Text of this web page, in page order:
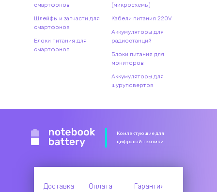
смартфонов
Шлейфы и запчасти для
смартфонов
Блоки питания для
смартфонов
(микросхемы)
Кабели питания 220V
Аккумуляторы для
радиостанций
Блоки питания для
мониторов
Аккумуляторы для
шуруповертов
Комлектующие для
цифровой техники
Доставка Оплата
Гарантия